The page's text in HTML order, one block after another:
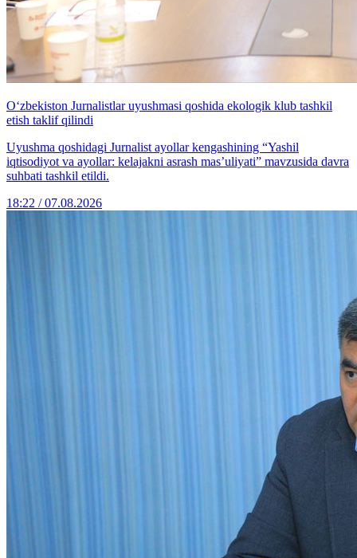
O‘zbekiston Jurnalistlar uyushmasi qoshida ekologik klub tashkil
etish taklif qilindi
Uyushma qoshidagi Jurnalist ayollar kengashining “Yashil
iqtisodiyot va ayollar: kelajakni asrash mas’uliyati” mavzusida davra
suhbati tashkil etildi.
18:22 / 07.08.2026